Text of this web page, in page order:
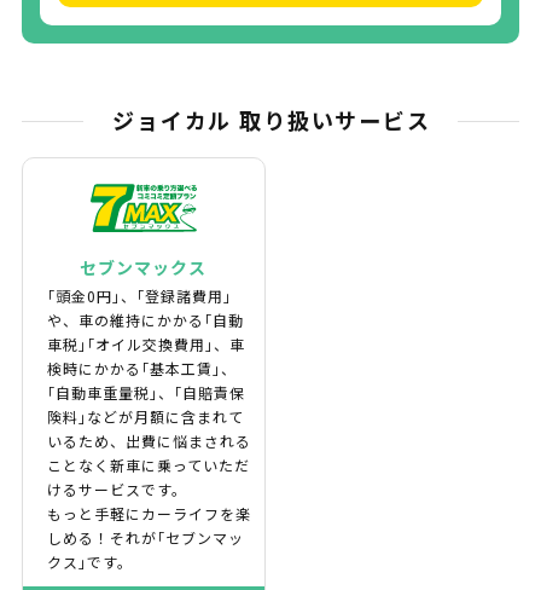
ジョイカル 取り扱いサービス
セブンマックス
｢頭金0円｣、｢登録諸費用｣
や、車の維持にかかる｢自動
車税｣｢オイル交換費用｣、車
検時にかかる｢基本工賃｣、
｢自動車重量税｣、｢自賠責保
険料｣などが月額に含まれて
いるため、出費に悩まされる
ことなく新車に乗っていただ
けるサービスです。
もっと手軽にカーライフを楽
しめる！それが｢セブンマッ
クス｣です。